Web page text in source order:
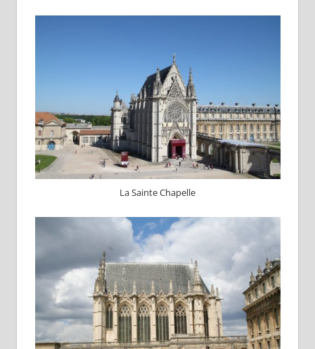
La Sainte Chapelle